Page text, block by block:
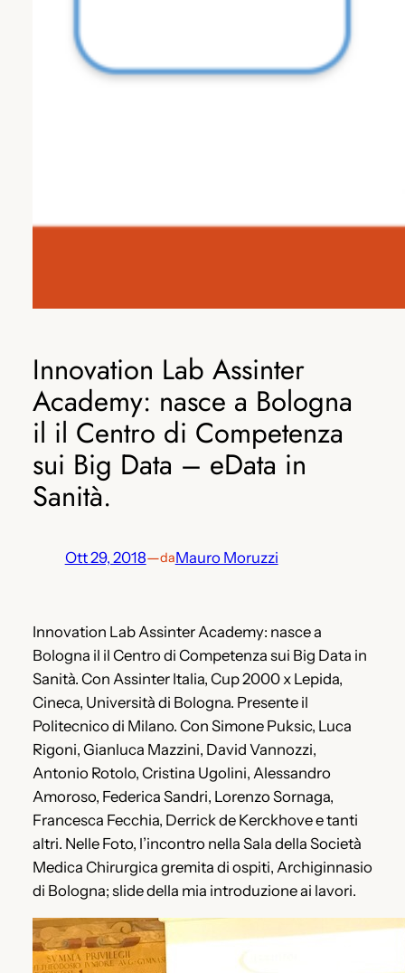
Innovation Lab Assinter
Academy: nasce a Bologna
il il Centro di Competenza
sui Big Data – eData in
Sanità.
Ott 29, 2018—daMauro Moruzzi
Innovation Lab Assinter Academy: nasce a
Bologna il il Centro di Competenza sui Big Data in
Sanità. Con Assinter Italia, Cup 2000 x Lepida,
Cineca, Università di Bologna. Presente il
Politecnico di Milano. Con Simone Puksic, Luca
Rigoni, Gianluca Mazzini, David Vannozzi,
Antonio Rotolo, Cristina Ugolini, Alessandro
Amoroso, Federica Sandri, Lorenzo Sornaga,
Francesca Fecchia, Derrick de Kerckhove e tanti
altri. Nelle Foto, l’incontro nella Sala della Società
Medica Chirurgica gremita di ospiti, Archiginnasio
di Bologna; slide della mia introduzione ai lavori.